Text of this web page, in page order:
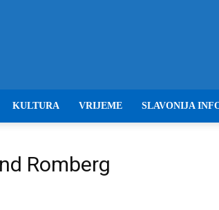
Baranja
KULTURA VRIJEME SLAVONIJA
Romberg